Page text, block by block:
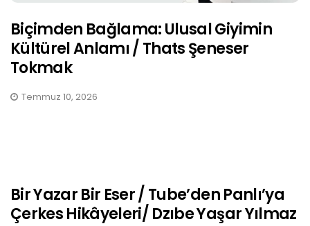
Biçimden Bağlama: Ulusal Giyimin
Kültürel Anlamı / Thats Şeneser
Tokmak
Temmuz 10, 2026
Bir Yazar Bir Eser / Tube’den Panlı’ya
Çerkes Hikâyeleri/ Dzıbe Yaşar Yılmaz